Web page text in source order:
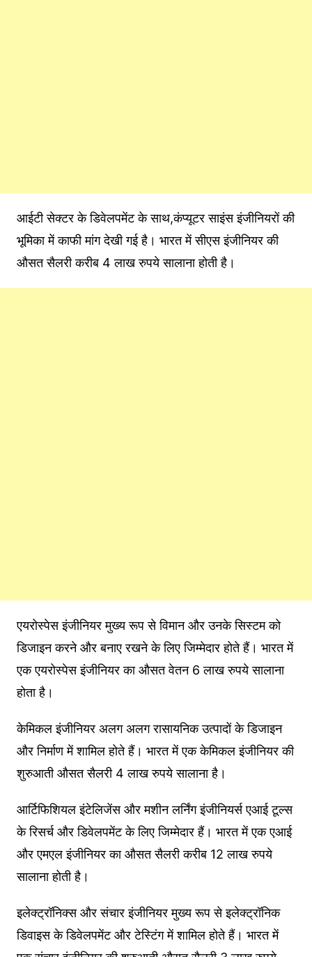
आईटी सेक्टर के डिवेलपमेंट के साथ,कंप्यूटर साइंस इंजीनियरों की
भूमिका में काफी मांग देखी गई है। भारत में सीएस इंजीनियर की
औसत सैलरी करीब 4 लाख रुपये सालाना होती है।
एयरोस्पेस इंजीनियर मुख्य रूप से विमान और उनके सिस्टम को
डिजाइन करने और बनाए रखने के लिए जिम्मेदार होते हैं। भारत में
एक एयरोस्पेस इंजीनियर का औसत वेतन 6 लाख रुपये सालाना
होता है।
केमिकल इंजीनियर अलग अलग रासायनिक उत्पादों के डिजाइन
और निर्माण में शामिल होते हैं। भारत में एक केमिकल इंजीनियर की
शुरुआती औसत सैलरी 4 लाख रुपये सालाना है।
आर्टिफिशियल इंटेलिजेंस और मशीन लर्निंग इंजीनियर्स एआई टूल्स
के रिसर्च और डिवेलपमेंट के लिए जिम्मेदार हैं। भारत में एक एआई
और एमएल इंजीनियर का औसत सैलरी करीब 12 लाख रुपये
सालाना होती है।
इलेक्ट्रॉनिक्स और संचार इंजीनियर मुख्य रूप से इलेक्ट्रॉनिक
डिवाइस के डिवेलपमेंट और टेस्टिंग में शामिल होते हैं। भारत में